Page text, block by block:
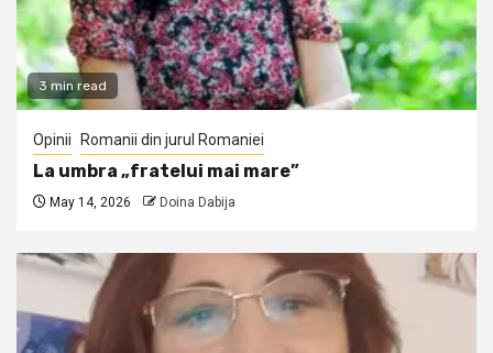
3 min read
Opinii Romanii din jurul Romaniei
La umbra „fratelui mai mare”
May 14, 2026 Doina Dabija